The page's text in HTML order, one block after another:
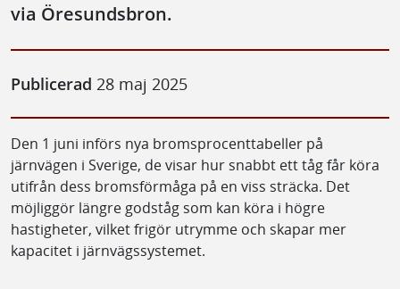
via Öresundsbron.
Publicerad 28 maj 2025
Den 1 juni införs nya bromsprocenttabeller på
järnvägen i Sverige, de visar hur snabbt ett tåg får köra
utifrån dess bromsförmåga på en viss sträcka. Det
möjliggör längre godståg som kan köra i högre
hastigheter, vilket frigör utrymme och skapar mer
kapacitet i järnvägssystemet.